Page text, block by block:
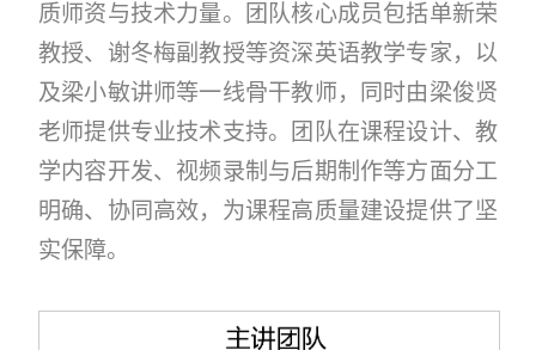
质师资与技术力量。团队核心成员包括单新荣
教授、谢冬梅副教授等资深英语教学专家，以
及梁小敏讲师等一线骨干教师，同时由梁俊贤
老师提供专业技术支持。团队在课程设计、教
学内容开发、视频录制与后期制作等方面分工
明确、协同高效，为课程高质量建设提供了坚
实保障。